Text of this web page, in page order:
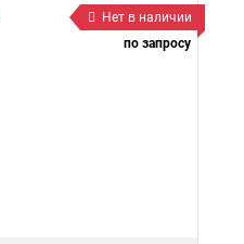
Нет в наличии
по запросу